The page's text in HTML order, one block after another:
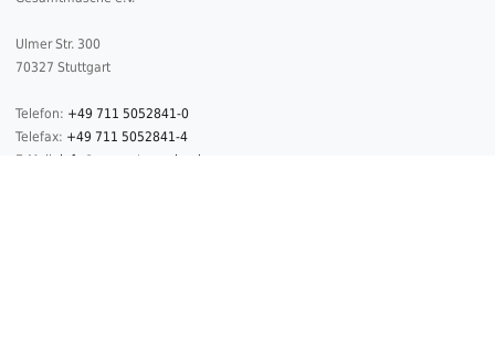
Ulmer Str. 300
70327 Stuttgart
Telefon: +49 711 5052841-0
Telefax: +49 711 5052841-4
E-Mail:
info@gesamtmasche.de